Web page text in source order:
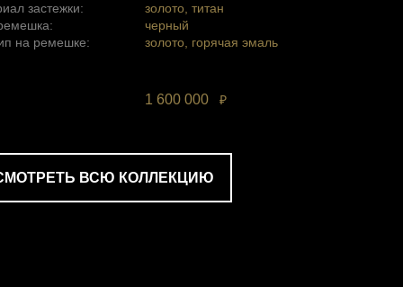
застежки:
золото, титан
черный
на ремешке:
золото, горячая эмаль
1 600 000 ₽
ВСЮ КОЛЛЕКЦИЮ